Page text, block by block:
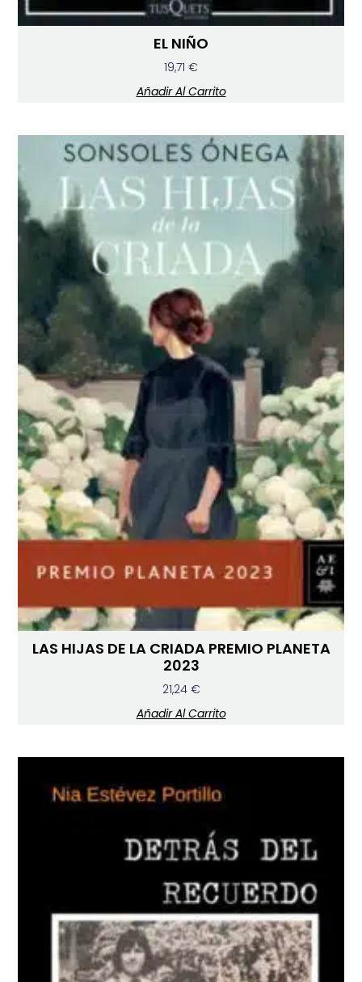
EL NIÑO
19,71 €
Añadir Al Carrito
LAS HIJAS DE LA CRIADA PREMIO PLANETA
2023
21,24 €
Añadir Al Carrito